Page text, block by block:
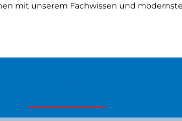
mit unserem Fachwissen und